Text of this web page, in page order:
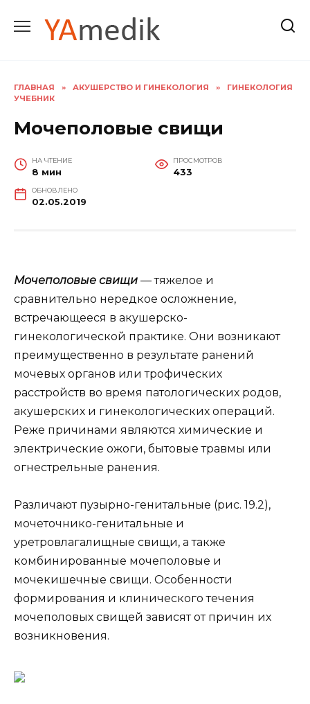
содержанию
ГЛАВНАЯ » АКУШЕРСТВО И ГИНЕКОЛОГИЯ »
ГИНЕКОЛОГИЯ
УЧЕБНИК
Мочеполовые свищи
НА ЧТЕНИЕ
8 мин
ПРОСМОТРОВ
433
ОБНОВЛЕНО
02.05.2019
Мочеполовые свищи — тяжелое и
сравнительно нередкое осложнение,
встречающееся в акушерско-
гинекологической практике. Они возникают
преимущественно в результате ранений
мочевых органов или трофических
расстройств во время патологических родов,
акушерских и гинекологических операций.
Реже причинами являются химические и
электрические ожоги, бытовые травмы или
огнестрельные ранения.
Различают пузырно-генитальные (рис. 19.2),
мочеточнико-генитальные и
уретровлагалищные свищи, а также
комбинированные мочеполовые и
мочекишечные свищи. Особенности
формирования и клинического течения
мочеполовых свищей зависят от причин их
возникновения.